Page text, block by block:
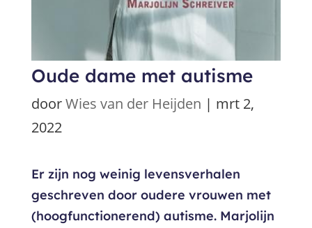
Oude dame met autisme
doorWies van der Heijden | mrt 2,
2022
Er zijn nog weinig levensverhalen
geschreven door oudere vrouwen met
(hoogfunctionerend) autisme. Marjolijn